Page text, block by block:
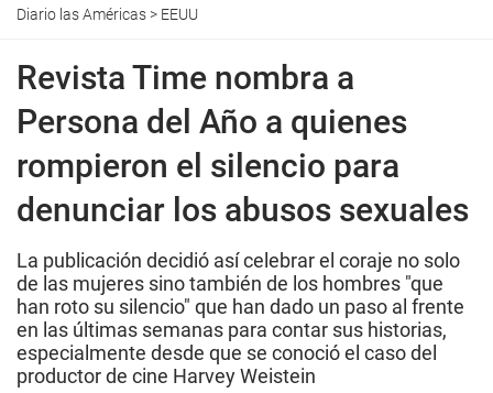
Diario las Américas> EEUU
Revista Time nombra a
Persona del Año a quienes
rompieron el silencio para
denunciar los abusos sexuales
La publicación decidió así celebrar el coraje no solo
de las mujeres sino también de los hombres "que
han roto su silencio" que han dado un paso al frente
en las últimas semanas para contar sus historias,
especialmente desde que se conoció el caso del
productor de cine Harvey Weistein